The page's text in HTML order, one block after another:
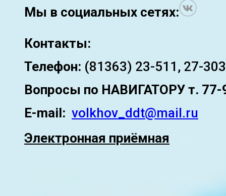
Мы в социальных сетях:
Контакты:
Телефон: (81363) 23-511, 27-303
Вопросы по НАВИГАТОРУ т. 77-
E-mail: volkhov_ddt@mail.ru
Электронная приёмная